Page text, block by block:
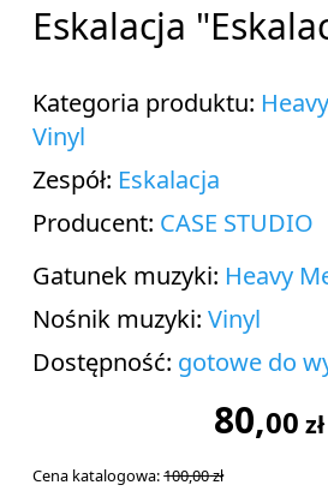
Eskalacja
Kategoria produktu:
Vinyl
Zespół: Eskalacja
Producent: CASE STUDIO
Gatunek muzyki: Heavy
Nośnik muzyki:Vinyl
Dostępność: gotowe do
80,00 zł
Cena katalogowa:100,00zł